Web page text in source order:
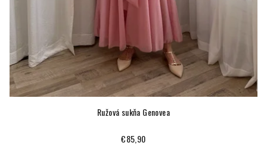
Ružová sukňa Genovea
€85,90